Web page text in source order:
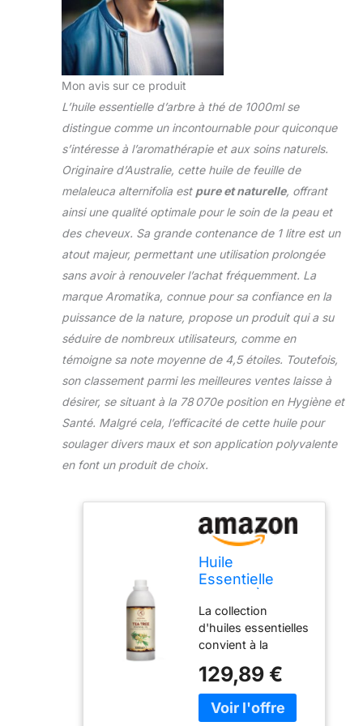
nettoyage en la
produit nettoyant
sensation de
L'huile essentielle
d'arbre à thé
rafraîchit l'air et
réduit les
Cette huile pure
crée une ambiance
légère et embaume
l'air d'un parfum
quelques gouttes
d'huile essentielle
d’arbre À Thé à vos
savons et bougies
artisanaux pour
agréable,
rafraîchissant et
durable L'huile
essentielle D’arbre À
préserver sa
fraîcheur et vous
permettre de
profiter pleinement
au quotidien
Mon avis sur ce produit
L’huile essentielle d’arbre à thé de 1000ml se
distingue comme un incontournable pour quiconque
s’intéresse à l’aromathérapie et aux soins naturels.
Originaire d’Australie, cette huile de feuille de
melaleuca alternifolia est pure et naturelle, offrant
ainsi une qualité optimale pour le soin de la peau et
des cheveux. Sa grande contenance de 1 litre est un
atout majeur, permettant une utilisation prolongée
sans avoir à renouveler l’achat fréquemment. La
marque Aromatika, connue pour sa confiance en la
puissance de la nature, propose un produit qui a su
séduire de nombreux utilisateurs, comme en
témoigne sa note moyenne de 4,5 étoiles. Toutefois,
son classement parmi les meilleures ventes laisse à
désirer, se situant à la 78 070e position en Hygiène et
Santé. Malgré cela, l’efficacité de cette huile pour
soulager divers maux et son application polyvalente
en font un produit de choix.
Huile
Essentielle
1000 ml -
Melaleuca
Alternifolia -
pour Diffuseur
et Lampe
Aroma - le
Savon et les
La collection
d'huiles essentielles
convient à la
une atmosphère
d’aromathérapie
agréable à la
129,89 €